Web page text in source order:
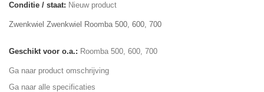
Conditie / staat: Nieuw product
Zwenkwiel Zwenkwiel Roomba 500, 600, 700
Geschikt voor o.a.: Roomba 500, 600, 700
Ga naar product omschrijving
Ga naar alle specificaties